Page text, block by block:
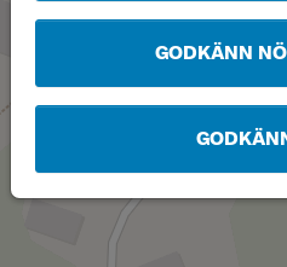
GODKÄNN